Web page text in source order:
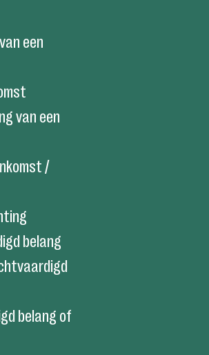
een
van een
/
belang
belang of